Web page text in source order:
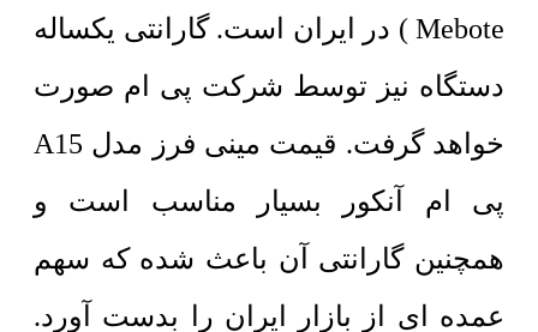
Mebote ) در ایران است. گارانتی یکساله
دستگاه نیز توسط شرکت پی ام صورت
خواهد گرفت. قیمت مینی فرز مدل A15
پی ام آنکور بسیار مناسب است و
همچنین گارانتی آن باعث شده که سهم
عمده ای از بازار ایران را بدست آورد.